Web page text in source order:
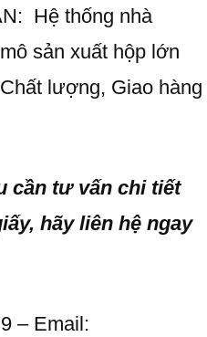
Hệ thống nhà
sản xuất hộp lớn
lượng, Giao hàng
cần tư vấn chi tiết
hãy liên hệ ngay
– Email: